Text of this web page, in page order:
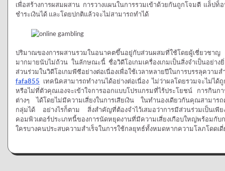
เพื่อสร้างการผสมผสาน การวางแผนในการรวมเข้าด้วยกันถูกโจมตี แล็ปท็
ชำระเงินได้ และโดยปกติแล้วจะไม่สามารถทำได้
ปริมาณของการผสานรวมในอนาคตขึ้นอยู่กับส่วนผสมที่ใช้โดยผู้เชี่ยวชา
มากมายนับไม่ถ้วน ในลักษณะนี้ ชื่อวิดีโอเกมเครื่องเกมเป็นสิ่งจำเป็นอย่า
ส่วนร่วมในวิดีโอเกมพีซีอย่างต่อเนื่องเพื่อใช้เวลาหลายปีในการบรรลุ
fafa855 เทคนิคสามารถทำงานได้อย่างต่อเนื่อง ไม่ว่าผลโดยรวมจะไม่ไ
หรือไม่ที่ตัวคุณเองจะเข้าใจการออกแบบโปรแกรมที่ไร้ประโยชน์ การกินก
ต่างๆ ได้โดยไม่มีความเสี่ยงในการเสียเงิน ในทำนองเดียวกันคุณสามาร
กลุ่มได้ อย่างไรก็ตาม สิ่งสำคัญที่ต้องจำไว้เสมอว่าการมีส่วนร่วมเป็นเพี
คอมพิวเตอร์ประเภทนี้ของการนัดหยุดงานที่มีความเสี่ยงเกือบใหญ่พร้อมกับ
ใครบางคนประสบความสำเร็จในการใช้กลยุทธ์ทั้งหมดหากความโลภโดดเ